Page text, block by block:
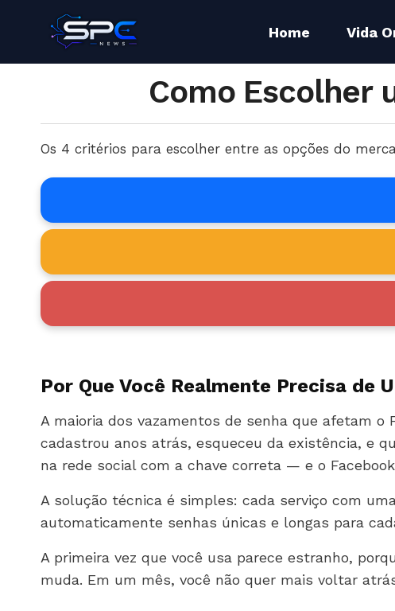
Home Vida
Como Escolher
Os 4 critérios para escolher entre as opções do
Por Que Você Realmente Precisa de
A maioria dos vazamentos de senha que afetam o
cadastrou anos atrás, esqueceu da existência, e
na rede social com a chave correta — e o
A solução técnica é simples: cada serviço com
automaticamente senhas únicas e longas para
A primeira vez que você usa parece estranho,
muda. Em um mês, você não quer mais voltar